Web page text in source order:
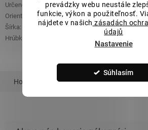
prevádzky webu neustále
funkcie, výkon a použiteľnosť.
nájdete v našich zásadách
údajů
Nastavenie
Súhlasím
Určené pre
Unisex
Orientačná hmotnosť :
33,62 g
Šírka:
4,4 mm
Hrúbka
Hodnotenie Podobný tovar